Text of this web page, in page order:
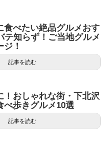
食べたい絶品グルメおす
テ知らず！ご当地グルメ
！
記事を読む
！おしゃれな街・下北沢
べ歩きグルメ10選
記事を読む